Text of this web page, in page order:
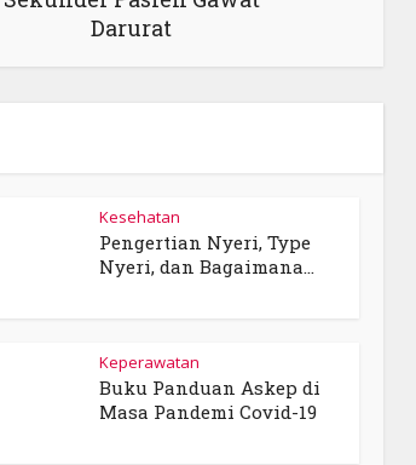
Darurat
Kesehatan
Pengertian Nyeri, Type
Nyeri, dan Bagaimana...
Keperawatan
Buku Panduan Askep di
Masa Pandemi Covid-19